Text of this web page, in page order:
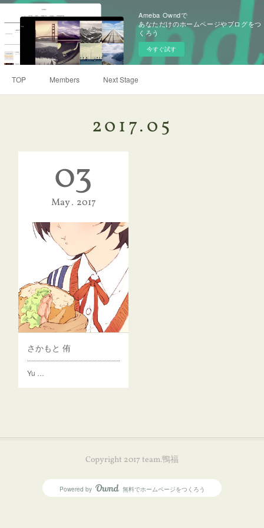
Ameba Owndで
あなただけのホームページやブログをつ
くろう
今すぐ試す
TOP Members Next Stage
2017.05
03
May 2017
さかもと 侑
Yu …
Copyright 2017 team.鴨福
Powered by AmebaOwnd
無料でホームページをつくろう